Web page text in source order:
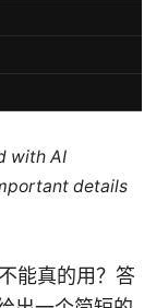
with AI
details
能真的用？答